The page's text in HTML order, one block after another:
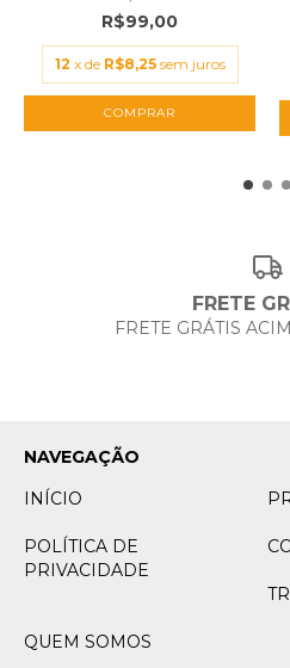
R$99,00
12 x de R$8,25 sem juros
COMPRAR
FRETE
FRETE GRÁTIS
NAVEGAÇÃO
INÍCIO
POLÍTICA DE
PRIVACIDADE
QUEM SOMOS